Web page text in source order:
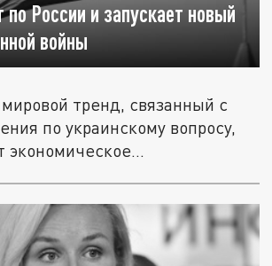
по России и запускает новый
войны
тренд, связанный с
по украинскому вопросу,
экономическое...